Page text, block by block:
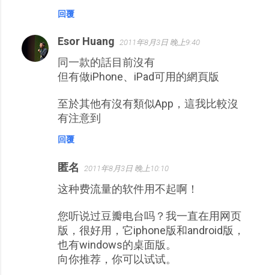
回覆
Esor Huang 2011年8月3日 晚上9:40
同一款的話目前沒有
但有做iPhone、iPad可用的網頁版
至於其他有沒有類似App，這我比較沒
有注意到
回覆
匿名 2011年8月3日 晚上10:10
这种费流量的软件用不起啊！
您听说过豆瓣电台吗？我一直在用网页
版，很好用，它iphone版和android版，
也有windows的桌面版。
向你推荐，你可以试试。